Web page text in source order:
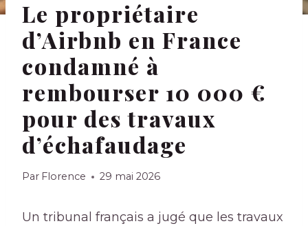
Le propriétaire
d’Airbnb en France
condamné à
rembourser 10 000 €
pour des travaux
d’échafaudage
Par Florence 29 mai 2026
Un tribunal français a jugé que les travaux